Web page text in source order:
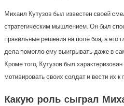
Михаил Кутузов был известен своей
стратегическим мышлением. Он был
правильные решения на поле боя, а его
дела помогло ему выигрывать даже в
Кроме того, Кутузов был
мотивировать своих солдат и вести их к
Какую роль сыграл